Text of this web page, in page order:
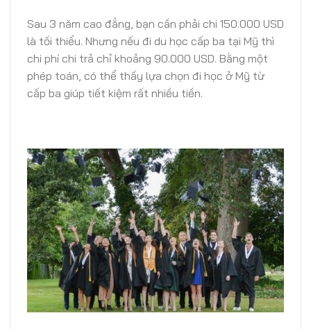
Sau 3 năm cao đẳng, bạn cần phải chi 150.000 USD
là tối thiểu. Nhưng nếu đi du học cấp ba tại Mỹ thì
chi phí chi trả chỉ khoảng 90.000 USD. Bằng một
phép toán, có thể thấy lựa chọn đi học ở Mỹ từ
cấp ba giúp tiết kiệm rất nhiều tiền.